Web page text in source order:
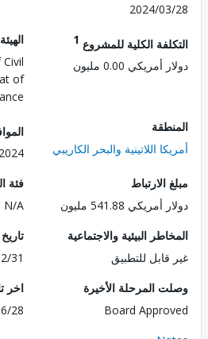
2024/
الكلية للمشروع1
0.00 مليون
الهيئة المنفذة
of Civil
of
اللاتينية والبحر الكاريبي
الموافقة
2024
541.88 مليون
فئة التصنيف
N/A
البيئية والاجتماعية
للتطبيق
تاريخ الإقفال
2025/12/31
المرحلة الأخيرة
Board
اخر تاريخ
2023/06/28